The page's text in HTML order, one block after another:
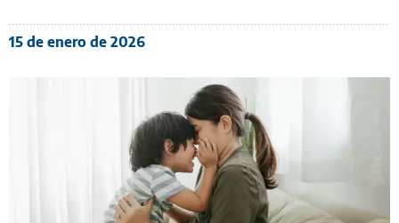
15 de enero de 2026